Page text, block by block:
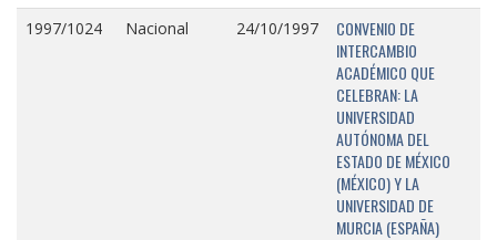
1997/1024 Nacional 24/10/1997
CONVENIO DE
INTERCAMBIO
ACADÉMICO QUE
CELEBRAN: LA
UNIVERSIDAD
AUTÓNOMA DEL
ESTADO DE MÉXICO
(MÉXICO) Y LA
UNIVERSIDAD DE
MURCIA (ESPAÑA)